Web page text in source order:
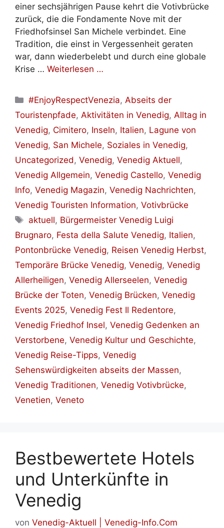
einer sechsjährigen Pause kehrt die Votivbrücke
zurück, die die Fondamente Nove mit der
Friedhofsinsel San Michele verbindet. Eine
Tradition, die einst in Vergessenheit geraten
war, dann wiederbelebt und durch eine globale
Krise … Weiterlesen …
Kategorien
#EnjoyRespectVenezia,Abseits der
Touristenpfade, Aktivitäten in Venedig, Alltag in
Venedig, Cimitero, Inseln, Italien, Lagune von
Venedig, San Michele, Soziales in Venedig,
Uncategorized, Venedig, Venedig Aktuell,
Venedig Allgemein, Venedig Castello, Venedig
Info, Venedig Magazin, Venedig Nachrichten,
Venedig Touristen Information, Votivbrücke
Schlagwörter
aktuell, Bürgermeister Venedig Luigi
Brugnaro, Festa della Salute Venedig, Italien,
Pontonbrücke Venedig, Reisen Venedig Herbst,
Temporäre Brücke Venedig, Venedig, Venedig
Allerheiligen, Venedig Allerseelen, Venedig
Brücke der Toten, Venedig Brücken, Venedig
Events 2025, Venedig Fest Il Redentore,
Venedig Friedhof Insel, Venedig Gedenken an
Verstorbene, Venedig Kultur und Geschichte,
Venedig Reise-Tipps, Venedig
Sehenswürdigkeiten abseits der Massen,
Venedig Traditionen, Venedig Votivbrücke,
Venetien, Veneto
Bestbewertete Hotels
und Unterkünfte in
Venedig
von Venedig-Aktuell | Venedig-Info.Com